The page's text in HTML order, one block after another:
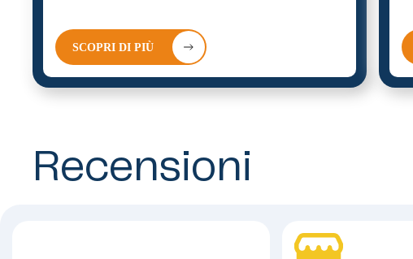
SCOPRI DI PIÙ
Recensioni